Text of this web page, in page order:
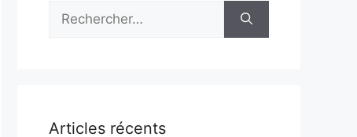
Rechercher :
Articles récents